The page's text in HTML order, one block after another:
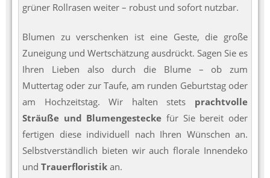
grüner Rollrasen weiter – robust und sofort nutzbar.
Blumen zu verschenken ist eine Geste, die große
Zuneigung und Wertschätzung ausdrückt. Sagen Sie es
Ihren Lieben also durch die Blume – ob zum
Muttertag oder zur Taufe, am runden Geburtstag oder
am Hochzeitstag. Wir halten stets prachtvolle
Sträuße und Blumengestecke für Sie bereit oder
fertigen diese individuell nach Ihren Wünschen an.
Selbstverständlich bieten wir auch florale Innendeko
und Trauerfloristik an.